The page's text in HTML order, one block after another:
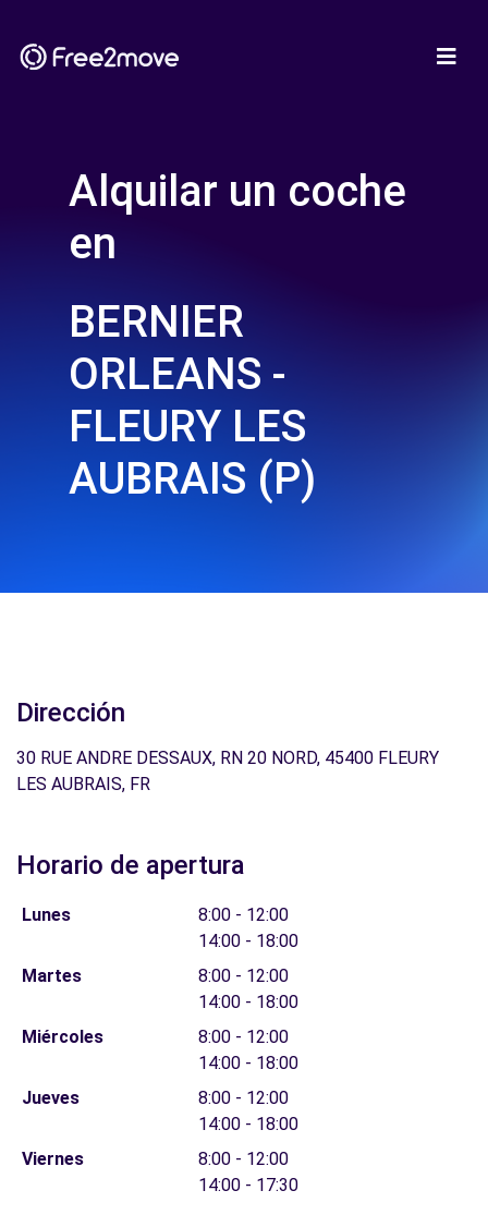
Alquilar un coche
en
BERNIER
ORLEANS -
FLEURY LES
AUBRAIS (P)
Dirección
30 RUE ANDRE DESSAUX, RN 20 NORD, 45400 FLEURY
LES AUBRAIS, FR
Horario de apertura
Lunes
8:00 - 12:00
14:00 - 18:00
Martes
8:00 - 12:00
14:00 - 18:00
Miércoles
8:00 - 12:00
14:00 - 18:00
Jueves
8:00 - 12:00
14:00 - 18:00
Viernes
8:00 - 12:00
14:00 - 17:30